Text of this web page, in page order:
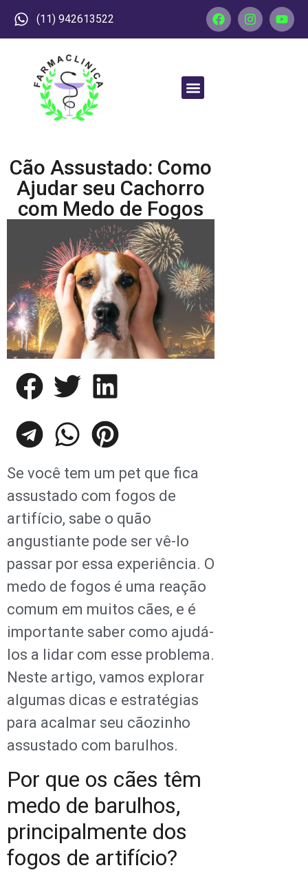
(11) 942613522
Cão Assustado: Como
Ajudar seu Cachorro
com Medo de Fogos
Se você tem um pet que fica
assustado com fogos de
artifício, sabe o quão
angustiante pode ser vê-lo
passar por essa experiência. O
medo de fogos é uma reação
comum em muitos cães, e é
importante saber como ajudá-
los a lidar com esse problema.
Neste artigo, vamos explorar
algumas dicas e estratégias
para acalmar seu cãozinho
assustado com barulhos.
Por que os cães têm
medo de barulhos,
principalmente dos
fogos de artifício?